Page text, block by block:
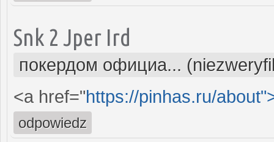
Snk 2 Jper Ird
покердом официа...
<a href="https://pinhas.ru/
odpowiedz